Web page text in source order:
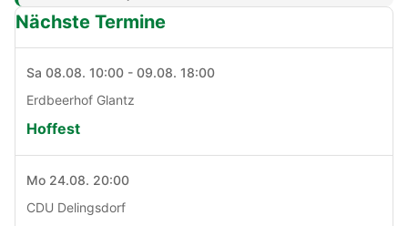
Nächste Termine
Sa 08.08. 10:00 - 09.08. 18:00
Erdbeerhof Glantz
Hoffest
Mo 24.08. 20:00
CDU Delingsdorf